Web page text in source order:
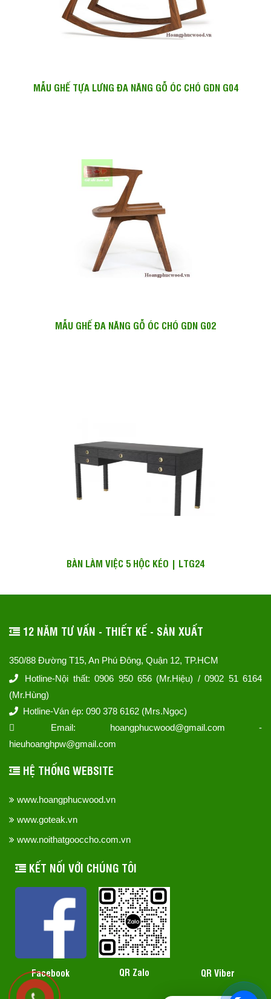
MẪU GHẾ TỰA LƯNG ĐA NĂNG GỖ ÓC CHÓ GDN G04
MẪU GHẾ ĐA NĂNG GỖ ÓC CHÓ GDN G02
BÀN LÀM VIỆC 5 HỘC KÉO | LTG24
12 NĂM TƯ VẤN - THIẾT KẾ - SẢN XUẤT
350/88 Đường T15, An Phú Đông, Quận 12, TP.HCM
Hotline-Nội thất: 0906 950 656 (Mr.Hiệu) / 0902 51 6164
(Mr.Hùng)
Hotline-Ván ép: 090 378 6162 (Mrs.Ngọc)
Email: hoangphucwood@gmail.com -
hieuhoanghpw@gmail.com
HỆ THỐNG WEBSITE
www.hoangphucwood.vn
www.goteak.vn
www.noithatgooccho.com.vn
KẾT NỐI VỚI CHÚNG TÔI
Facebook QR Zalo QR Viber